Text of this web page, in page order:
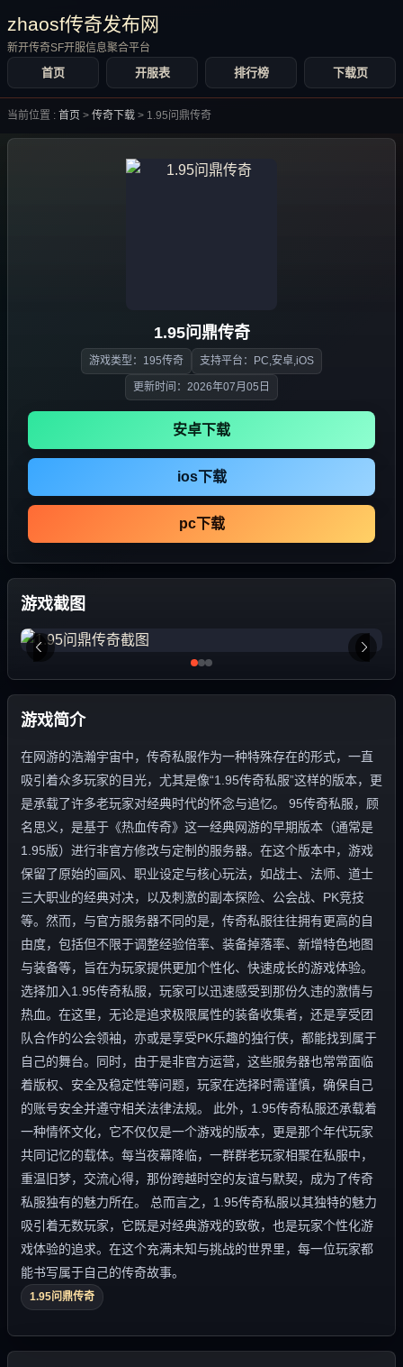
zhaosf传奇发布网
新开传奇SF开服信息聚合平台
首页 开服表 排行榜 下载页
当前位置 : 首页 > 传奇下载 > 1.95问鼎传奇
1.95问鼎传奇
游戏类型：195传奇 支持平台：PC,安卓,iOS
更新时间：2026年07月05日
安卓下载
ios下载
pc下载
游戏截图
游戏简介
在网游的浩瀚宇宙中，传奇私服作为一种特殊存在的形式，一直
吸引着众多玩家的目光，尤其是像“1.95传奇私服”这样的版本，更
是承载了许多老玩家对经典时代的怀念与追忆。 95传奇私服，顾
名思义，是基于《热血传奇》这一经典网游的早期版本（通常是
1.95版）进行非官方修改与定制的服务器。在这个版本中，游戏
保留了原始的画风、职业设定与核心玩法，如战士、法师、道士
三大职业的经典对决，以及刺激的副本探险、公会战、PK竞技
等。然而，与官方服务器不同的是，传奇私服往往拥有更高的自
由度，包括但不限于调整经验倍率、装备掉落率、新增特色地图
与装备等，旨在为玩家提供更加个性化、快速成长的游戏体验。
选择加入1.95传奇私服，玩家可以迅速感受到那份久违的激情与
热血。在这里，无论是追求极限属性的装备收集者，还是享受团
队合作的公会领袖，亦或是享受PK乐趣的独行侠，都能找到属于
自己的舞台。同时，由于是非官方运营，这些服务器也常常面临
着版权、安全及稳定性等问题，玩家在选择时需谨慎，确保自己
的账号安全并遵守相关法律法规。 此外，1.95传奇私服还承载着
一种情怀文化，它不仅仅是一个游戏的版本，更是那个年代玩家
共同记忆的载体。每当夜幕降临，一群群老玩家相聚在私服中，
重温旧梦，交流心得，那份跨越时空的友谊与默契，成为了传奇
私服独有的魅力所在。 总而言之，1.95传奇私服以其独特的魅力
吸引着无数玩家，它既是对经典游戏的致敬，也是玩家个性化游
戏体验的追求。在这个充满未知与挑战的世界里，每一位玩家都
能书写属于自己的传奇故事。
1.95问鼎传奇